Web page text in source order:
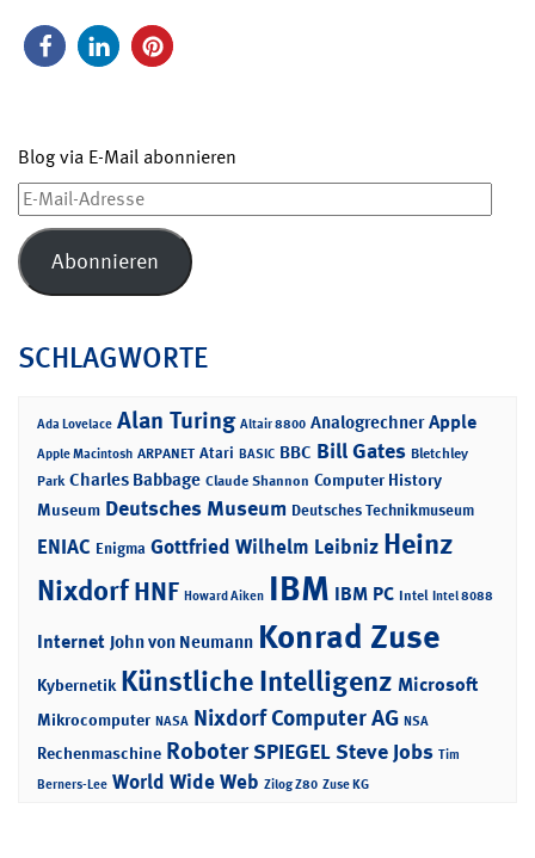
Blog via E-Mail abonnieren
E-
Mail-
Adresse
Abonnieren
SCHLAGWORTE
Ada Lovelace Alan Turing Altair 8800 Analogrechner Apple
Apple Macintosh ARPANET Atari BASIC BBC Bill Gates Bletchley
Park Charles Babbage Claude Shannon Computer History
Museum Deutsches Museum Deutsches Technikmuseum
ENIAC Enigma Gottfried Wilhelm Leibniz Heinz
NixdorfHNF Howard Aiken IBM IBM PC Intel Intel 8088
Internet John von Neumann Konrad Zuse
Kybernetik Künstliche Intelligenz Microsoft
Mikrocomputer NASA Nixdorf Computer AG NSA
Rechenmaschine RoboterSPIEGELSteve Jobs Tim
Berners-Lee World Wide Web Zilog Z80 Zuse KG